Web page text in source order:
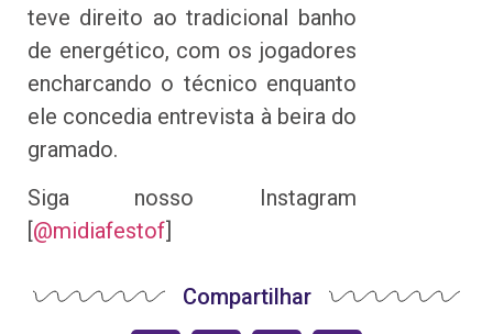
teve direito ao tradicional banho
de energético, com os jogadores
encharcando o técnico enquanto
ele concedia entrevista à beira do
gramado.
Siga nosso Instagram
@midiafestof
Compartilhar